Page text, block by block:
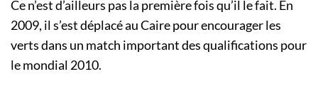
Ce n’est d’ailleurs pas la première fois qu’il le fait. En
2009, il s’est déplacé au Caire pour encourager les
verts dans un match important des qualifications pour
le mondial 2010.